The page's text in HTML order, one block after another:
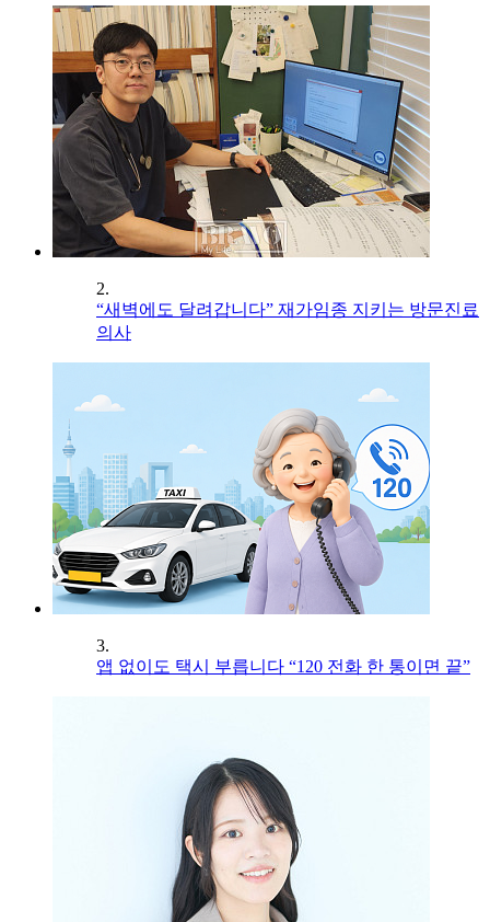
2.
“새벽에도 달려갑니다” 재가임종 지키는 방문진료
의사
3.
앱 없이도 택시 부릅니다 “120 전화 한 통이면 끝”